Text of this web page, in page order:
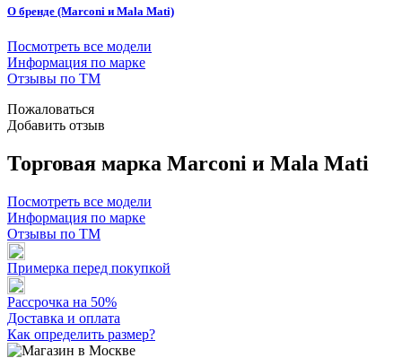
О бренде (Marconi и Mala Mati)
Посмотреть все модели
Информация по марке
Отзывы по ТМ
Пожаловаться
Добавить отзыв
Торговая марка Marconi и Mala Mati
Посмотреть все модели
Информация по марке
Отзывы по ТМ
Примерка перед покупкой
Рассрочка на 50%
Доставка и оплата
Как определить размер?